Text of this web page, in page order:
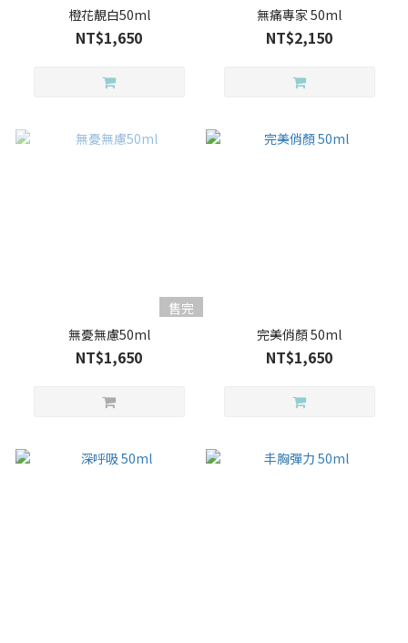
橙花靚白50ml
NT$1,650
無痛專家 50ml
NT$2,150
售完
無憂無慮50ml
NT$1,650
完美俏顏 50ml
NT$1,650